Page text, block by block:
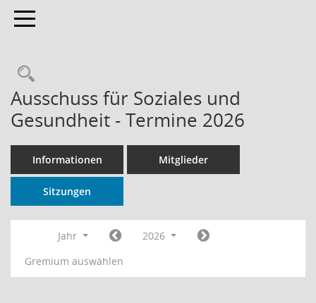
Toggle navigation
Rechercheauswahl
Ausschuss für Soziales und
Gesundheit - Termine 2026
Informationen Mitglieder
Sitzungen
Jahr
2026
Gremium auswählen